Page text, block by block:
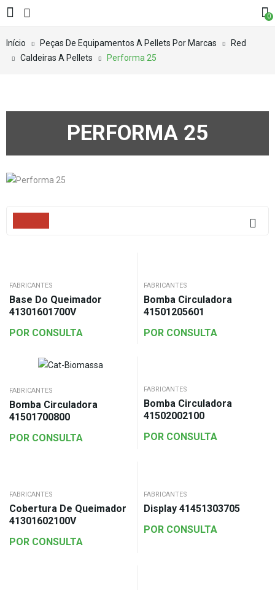
0
Início Peças De Equipamentos A Pellets Por Marcas
Red
Caldeiras A Pellets
Performa 25
PERFORMA 25
FABRICANTES
Base Do Queimador
41301601700V
POR CONSULTA
FABRICANTES
Bomba Circuladora
41501205601
POR CONSULTA
FABRICANTES
Bomba Circuladora
41501700800
POR CONSULTA
FABRICANTES
Bomba Circuladora
41502002100
POR CONSULTA
FABRICANTES
Cobertura De Queimador
41301602100V
POR CONSULTA
FABRICANTES
Display 41451303705
POR CONSULTA